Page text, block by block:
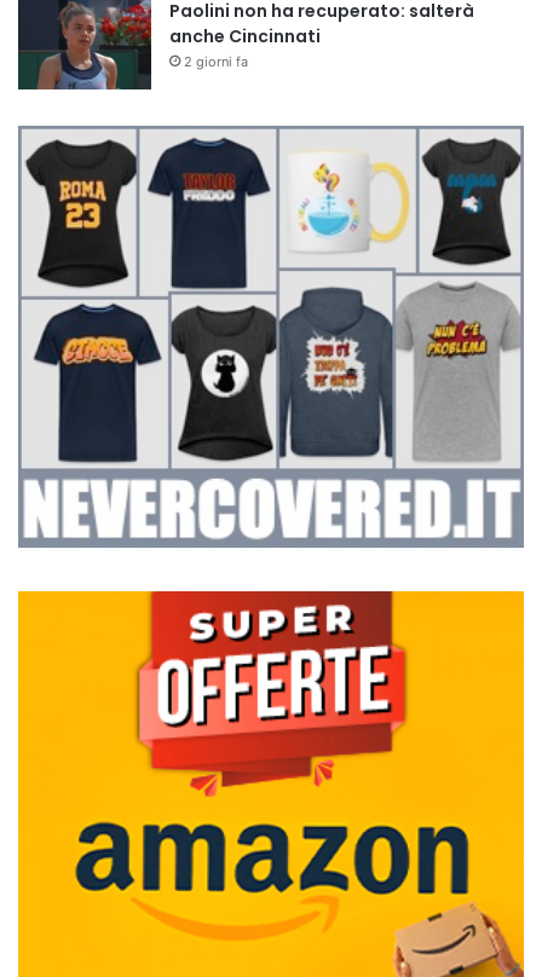
Paolini non ha recuperato: salterà
anche Cincinnati
2 giorni fa